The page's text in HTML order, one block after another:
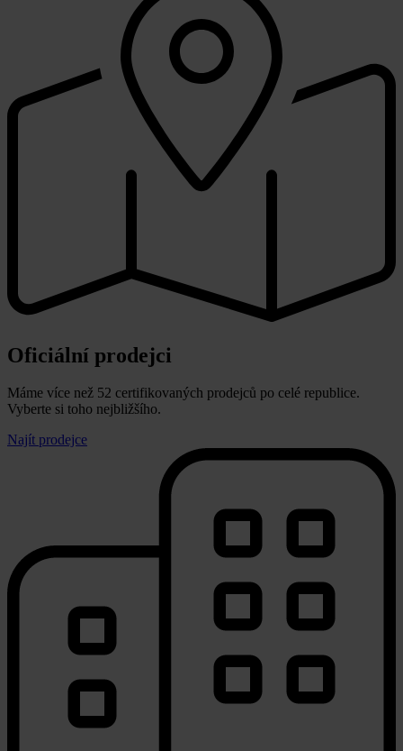
Oficiální prodejci
Máme více než 52 certifikovaných prodejců po celé republice.
Vyberte si toho nejbližšího.
Najít prodejce